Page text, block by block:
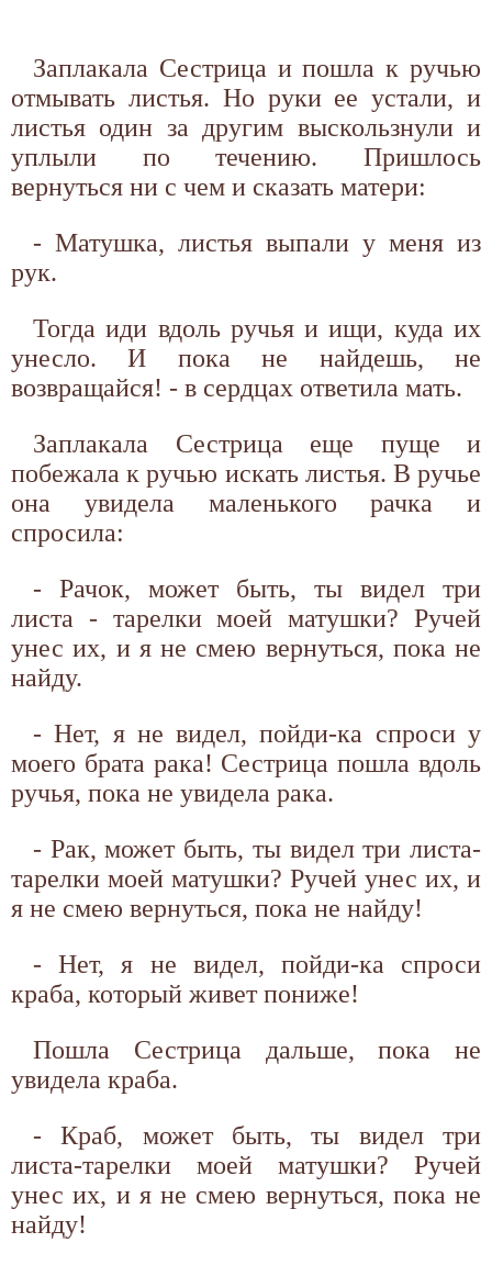
Заплакала Сестрица и пошла к ручью
отмывать листья. Но руки ее устали, и
листья один за другим выскользнули и
уплыли по течению. Пришлось
вернуться ни с чем и сказать матери:
- Матушка, листья выпали у меня из
рук.
Тогда иди вдоль ручья и ищи, куда их
унесло. И пока не найдешь, не
возвращайся! - в сердцах ответила мать.
Заплакала Сестрица еще пуще и
побежала к ручью искать листья. В ручье
она увидела маленького рачка и
спросила:
- Рачок, может быть, ты видел три
листа - тарелки моей матушки? Ручей
унес их, и я не смею вернуться, пока не
найду.
- Нет, я не видел, пойди-ка спроси у
моего брата рака! Сестрица пошла вдоль
ручья, пока не увидела рака.
- Рак, может быть, ты видел три листа-
тарелки моей матушки? Ручей унес их, и
я не смею вернуться, пока не найду!
- Нет, я не видел, пойди-ка спроси
краба, который живет пониже!
Пошла Сестрица дальше, пока не
увидела краба.
- Краб, может быть, ты видел три
листа-тарелки моей матушки? Ручей
унес их, и я не смею вернуться, пока не
найду!